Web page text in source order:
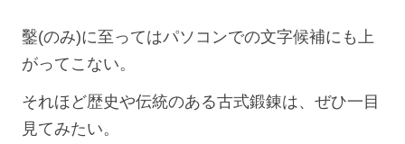
鑿(のみ)に至ってはパソコンでの文字候補にも上
がってこない。
それほど歴史や伝統のある古式鍛錬は、ぜひ一目
見てみたい。